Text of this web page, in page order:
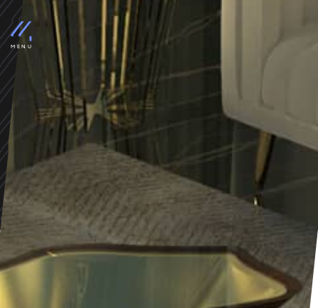
MENU
MURANTI - FURNITURE
marca de luxo de mobiliário e
iluminação...